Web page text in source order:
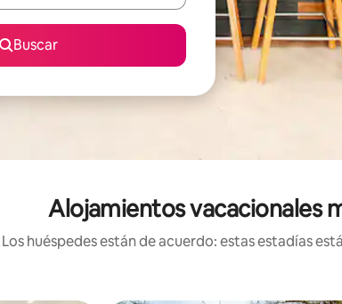
Buscar
Alojamientos vacacionales
Los huéspedes están de acuerdo: estas estadías